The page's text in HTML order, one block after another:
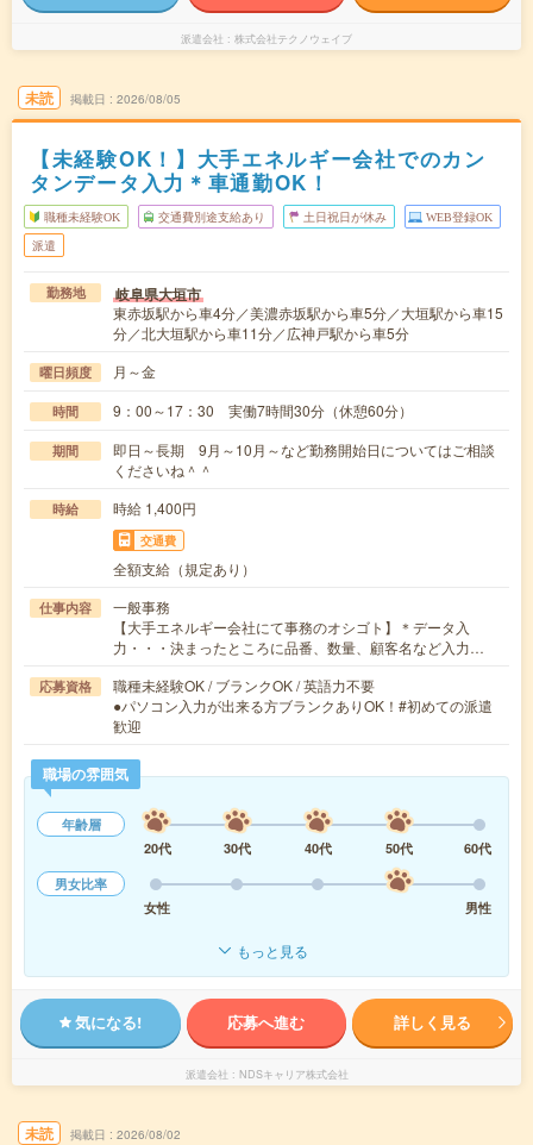
派遣会社 株式会社テクノウェイブ
未読 掲載日 2026/08/05
【未経験OK！】大手エネルギー会社でのカン
タンデータ入力＊車通勤OK！
職種未経験OK 交通費別途支給あり 土日祝日が休み WEB登録OK
派遣
勤務地 岐阜県大垣市
東赤坂駅から車4分／美濃赤坂駅から車5分／大垣駅から車15
分／北大垣駅から車11分／広神戸駅から車5分
曜日頻度 月～金
時間 9：00～17：30 実働7時間30分（休憩60分）
期間
即日～長期 9月～10月～など勤務開始日についてはご相談
くださいね＾＾
時給 時給 1,400円
交通費
全額支給（規定あり）
仕事内容
一般事務
【大手エネルギー会社にて事務のオシゴト】＊データ入
力・・・決まったところに品番、数量、顧客名など入力…
応募資格
職種未経験OK / ブランクOK / 英語力不要
●パソコン入力が出来る方ブランクありOK！#初めての派遣
歓迎
職場の雰囲気
年齢層
20代
30代 40代 50代
60代
男女比率
女性
男性
もっと見る
気になる! 応募へ進む 詳しく見る
派遣会社 NDSキャリア株式会社
未読 掲載日 2026/08/02